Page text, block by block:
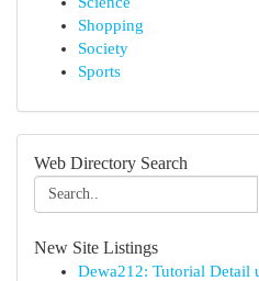
Shopping
Society
Sports
Web Directory Search
New Site Listings
Dewa212: Tutorial Detail